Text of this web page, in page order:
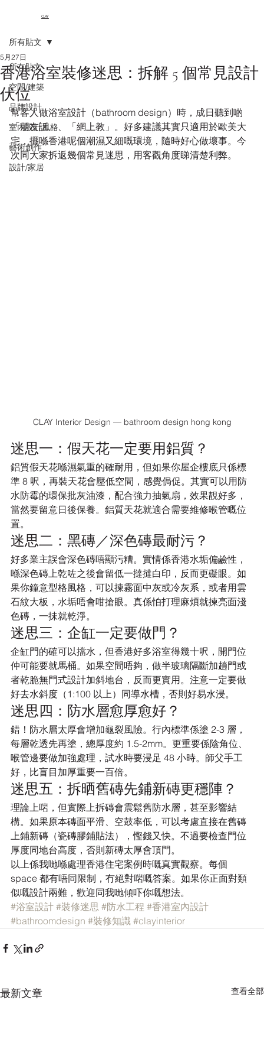
CLAY
所有貼文
空間/建築
品牌設計
室內設計風格
藝術創作
設計/家居
所有貼文
香港浴室裝修迷思：拆解 5 個常見設計
伏位
5月27日
幫客人做浴室設計（bathroom design）時，成日聽到啲
「朋友話」、「網上教」。好多建議其實只適用於歐美大
宅，擺喺香港呢個潮濕又細嘅環境，隨時好心做壞事。今
次同大家拆返幾個常見迷思，用客觀角度睇清楚利弊。
CLAY Interior Design — bathroom design hong kong
迷思一：假天花一定要用鋁質？
鋁質假天花喺濕氣重的確耐用，但如果你屋企樓底只係標
準 8 呎，再裝天花會壓低空間，感覺侷促。其實可以用防
水防霉的環保批灰油漆，配合強力抽氣扇，效果靚好多，
當然要留意日後保養。鋁質天花就適合需要維修喉管嘅位
置。
迷思二：黑磚／深色磚最耐污？
好多業主誤會深色磚唔顯污糟。實情係香港水垢偏鹼性，
喺深色磚上乾咗之後會留低一撻撻白印，反而更礙眼。如
果你鐘意型格風格，可以揀霧面中灰或冷灰系，或者用雲
石紋大板，水垢唔會咁搶眼。真係怕打理麻煩就揀亮面淺
色磚，一抺就乾淨。
迷思三：企缸一定要做門？
企缸門的確可以擋水，但香港好多浴室得幾十呎，開門位
仲可能要就馬桶。如果空間唔夠，做半玻璃隔斷加趟門或
者乾脆無門式設計加斜地台，反而更實用。注意一定要做
好去水斜度（1:100 以上）同導水槽，否則好易水浸。
迷思四：防水層愈厚愈好？
錯！防水層太厚會增加龜裂風險。行內標準係塗 2-3 層，
每層乾透先再塗，總厚度約 1.5-2mm。更重要係陰角位、
喉管邊要做加強處理，試水時要浸足 48 小時。師父手工
好，比盲目加厚重要一百倍。
迷思五：拆晒舊磚先鋪新磚更穩陣？
理論上啱，但實際上拆磚會震鬆舊防水層，甚至影響結
構。如果原本磚面平滑、空鼓率低，可以考慮直接在舊磚
上鋪新磚（瓷磚膠鋪貼法），慳錢又快。不過要檢查門位
厚度同地台高度，否則新磚太厚會頂門。
以上係我哋喺處理香港住宅案例時嘅真實觀察。每個
space 都有唔同限制，冇絕對啱嘅答案。如果你正面對類
似嘅設計兩難，歡迎同我哋傾吓你嘅想法。
#浴室設計 #裝修迷思 #防水工程 #香港室內設計
#bathroomdesign #裝修知識 #clayinterior
最新文章 查看全部